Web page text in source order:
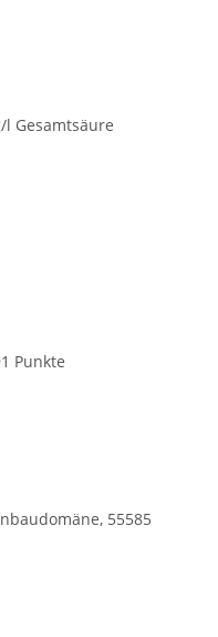
l Gesamtsäure
Punkte
55585